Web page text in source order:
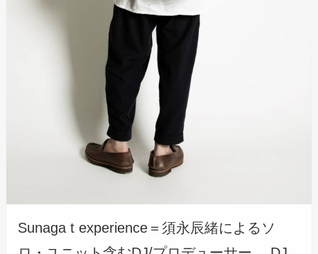
Sunaga t experience＝須永辰緒によるソ